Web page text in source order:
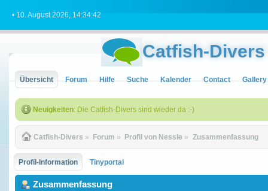
• 10. August 2026, 14:34:42
Catfish-Divers
Übersicht Forum Hilfe Suche Kalender Contact Gallery
Neuigkeiten: Die Catfish-Divers sind wieder da :-)
Catfish-Divers » Forum » Profil von Nessie » Zusammenfassung
Profil-Information Tinyportal
Zusammenfassung